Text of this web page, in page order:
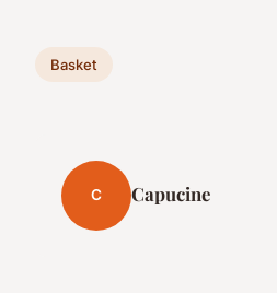
Basket
C Capucine